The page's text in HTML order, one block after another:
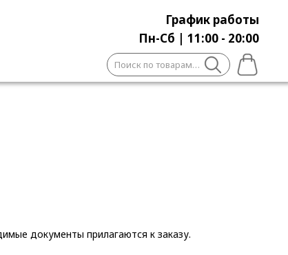
График работы
Пн-Сб | 11:00 - 20:00
Искать:
документы прилагаются к заказу.